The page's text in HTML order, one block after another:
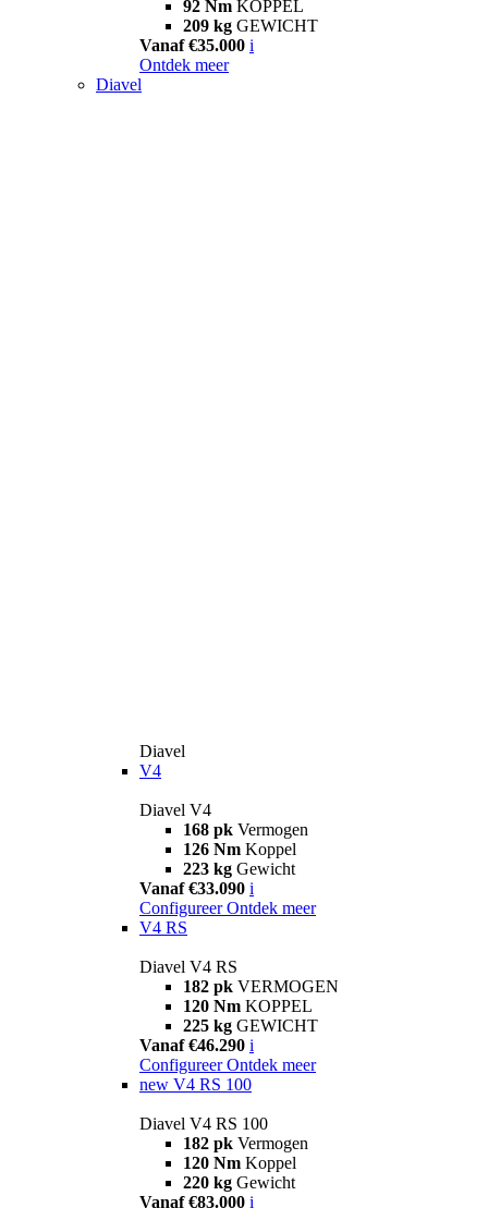
92 Nm KOPPEL
209 kg GEWICHT
Vanaf €35.000 i
Ontdek meer
Diavel
Diavel
V4
Diavel V4
168 pk Vermogen
126 Nm Koppel
223 kg Gewicht
Vanaf €33.090 i
Configureer Ontdek meer
V4 RS
Diavel V4 RS
182 pk VERMOGEN
120 Nm KOPPEL
225 kg GEWICHT
Vanaf €46.290 i
Configureer Ontdek meer
new V4 RS 100
Diavel V4 RS 100
182 pk Vermogen
120 Nm Koppel
220 kg Gewicht
Vanaf €83.000 i